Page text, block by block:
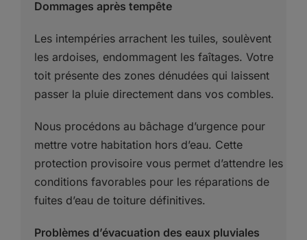
Dommages après tempête
Les intempéries arrachent les tuiles, soulèvent
les ardoises, endommagent les faîtages. Votre
toit présente des zones dénudées qui laissent
passer la pluie directement dans vos combles.
Nous procédons au bâchage d’urgence pour
mettre votre habitation hors d’eau. Cette
protection provisoire vous permet d’attendre les
conditions favorables pour les réparations de
fuites d’eau de toiture définitives.
Problèmes d’évacuation des eaux pluviales